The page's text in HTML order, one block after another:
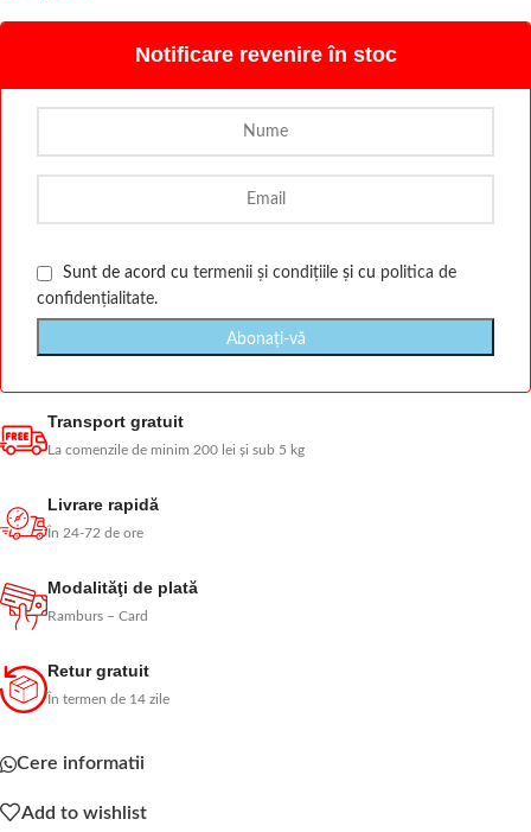
Notificare revenire în stoc
Sunt de acord cu termenii și condițiile și cu politica de
confidențialitate.
Transport gratuit
La comenzile de minim 200 lei și sub 5 kg
Livrare rapidă
În 24-72 de ore
Modalităţi de plată
Ramburs – Card
Retur gratuit
În termen de 14 zile
Cere informatii
Add to wishlist